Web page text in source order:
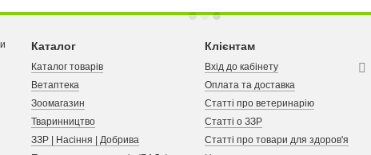
Каталог
Каталог товарів
Ветаптека
Зоомагазин
Тваринництво
ЗЗР | Насіння | Добрива
Клієнтам
Вхід до кабінету
Оплата та доставка
Статті про ветеринарію
Статті о ЗЗР
Статті про товари для здоров'я